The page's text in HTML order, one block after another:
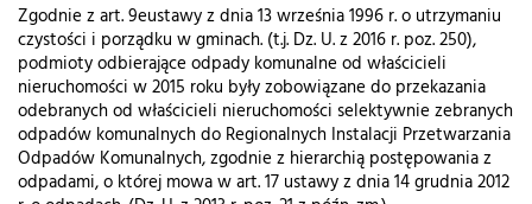
Zgodnie z art. 9eustawy z dnia 13 września 1996 r. o utrzymaniu
czystości i porządku w gminach. (t.j. Dz. U. z 2016 r. poz. 250),
podmioty odbierające odpady komunalne od właścicieli
nieruchomości w 2015 roku były zobowiązane do przekazania
odebranych od właścicieli nieruchomości selektywnie zebranych
odpadów komunalnych do Regionalnych Instalacji Przetwarzania
Odpadów Komunalnych, zgodnie z hierarchią postępowania z
odpadami, o której mowa w art. 17 ustawy z dnia 14 grudnia 2012